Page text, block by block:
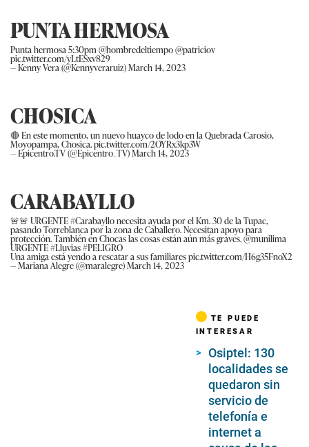
PUNTA HERMOSA
Punta hermosa 5:30pm @hombredeltiempo@patriciov
pic.twitter.com/yLtESxv829
— Kenny Vera (@Kennyveraruiz)March 14, 2023
CHOSICA
🔴 En este momento, un nuevo huayco de lodo en la Quebrada Carosio,
Moyopampa, Chosica.pic.twitter.com/2OYRx3kp3W
— Epicentro.TV (@Epicentro_TV)March 14, 2023
CARABAYLLO
🚨🚨 URGENTE#Carabayllonecesita ayuda por el Km. 30 de la Tupac,
pasando Torreblanca por la zona de Caballero. Necesitan apoyo para
protección. También en Chocas las cosas están aún más graves.@munilima
URGENTE#Lluvias#PELIGRO
Una amiga está yendo a rescatar a sus familiarespic.twitter.com/H6g35FnoX2
— Mariana Alegre (@maralegre)March 14, 2023
TE PUEDE
INTERESAR
Osiptel: 130
localidades se
quedaron sin
servicio de
telefonía e
internet a